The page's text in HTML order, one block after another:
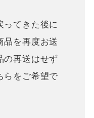
ってきた後に
を再度お送
の再送はせず
らをご希望で